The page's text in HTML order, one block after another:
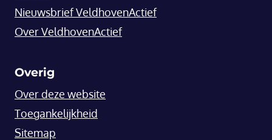
Nieuwsbrief VeldhovenActief
Over VeldhovenActief
Overig
Over deze website
Toegankelijkheid
Sitemap